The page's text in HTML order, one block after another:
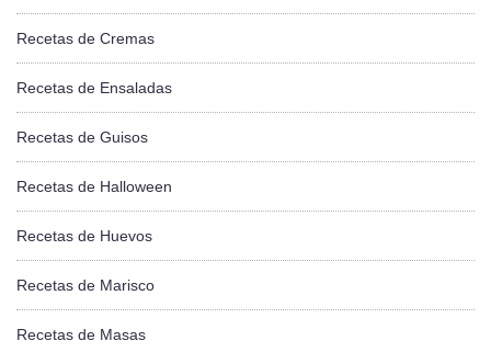
Recetas de Cremas
Recetas de Ensaladas
Recetas de Guisos
Recetas de Halloween
Recetas de Huevos
Recetas de Marisco
Recetas de Masas